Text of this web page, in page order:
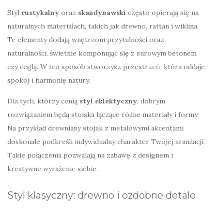
Styl rustykalny oraz skandynawski często opierają się na
naturalnych materiałach, takich jak drewno, rattan i wiklina.
Te elementy dodają wnętrzom przytulności oraz
naturalności, świetnie komponując się z surowym betonem
czy cegłą. W ten sposób stworzysz przestrzeń, która oddaje
spokój i harmonię natury.
Dla tych, którzy cenią styl eklektyczny, dobrym
rozwiązaniem będą stoiska łączące różne materiały i formy.
Na przykład drewniany stojak z metalowymi akcentami
doskonale podkreśli indywidualny charakter Twojej aranżacji.
Takie połączenia pozwalają na zabawę z designem i
kreatywne wyrażenie siebie.
Styl klasyczny: drewno i ozdobne detale